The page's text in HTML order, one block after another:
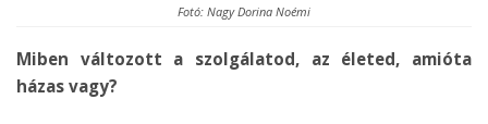
Fotó: Nagy Dorina Noémi
Miben változott a szolgálatod, az életed, amióta
házas vagy?